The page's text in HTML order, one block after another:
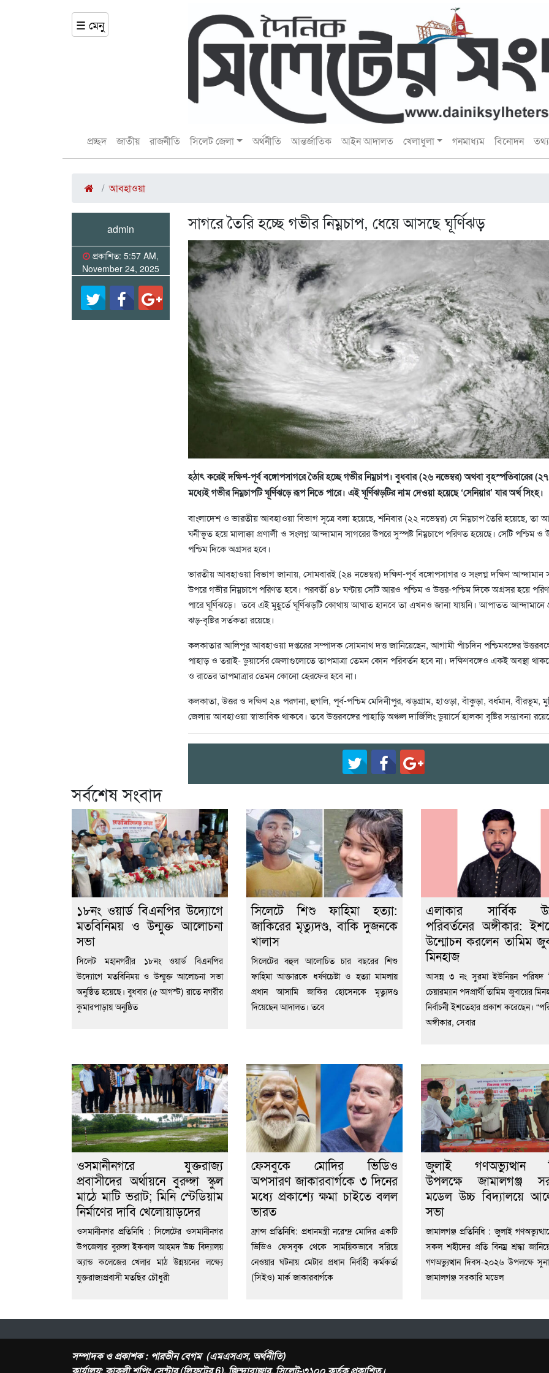
☰ মেনু
প্রচ্ছদ জাতীয় রাজনীতি সিলেট জেলা অর্থনীতি আন্তর্জাতিক আইন আদালত খেলাধুলা গনমাধ্যম বিনোদন তথ্য
আবহাওয়া
admin
প্রকাশিত: 5:57 AM,
November 24, 2025
সাগরে তৈরি হচ্ছে গভীর নিম্নচাপ, ধেয়ে আসছে ঘূর্ণিঝড়
হঠাৎ করেই দক্ষিণ-পূর্ব বঙ্গোপসাগরে তৈরি হচ্ছে গভীর নিম্নচাপ। বুধবার (২৬ নভেম্বর) অথবা বৃহস্পতিবারের
মধ্যেই গভীর নিম্নচাপটি ঘূর্ণিঝড়ে রূপ নিতে পারে। এই ঘূর্ণিঝড়টির নাম দেওয়া হয়েছে ‘সেনিয়ার’ যার অর্থ সিংহ।
বাংলাদেশ ও ভারতীয় আবহাওয়া বিভাগ সূত্রে বলা হয়েছে, শনিবার (২২ নভেম্বর) যে নিম্নচাপ তৈরি হয়েছে, তা
ঘনীভূত হয়ে মালাক্কা প্রণালী ও সংলগ্ন আন্দামান সাগরের উপরে সুস্পষ্ট নিম্নচাপে পরিণত হয়েছে। সেটি পশ্চিম ও
পশ্চিম দিকে অগ্রসর হবে।
ভারতীয় আবহাওয়া বিভাগ জানায়, সোমবারই (২৪ নভেম্বর) দক্ষিণ-পূর্ব বঙ্গোপসাগর ও সংলগ্ন দক্ষিণ আন্দামান
উপরে গভীর নিম্নচাপে পরিণত হবে। পরবর্তী ৪৮ ঘণ্টায় সেটি আরও পশ্চিম ও উত্তর-পশ্চিম দিকে অগ্রসর হয়ে
পারে ঘূর্ণিঝড়ে। তবে এই মুহূর্তে ঘূর্ণিঝড়টি কোথায় আঘাত হানবে তা এখনও জানা যায়নি। আপাতত আন্দামানে
ঝড়-বৃষ্টির সর্তকতা রয়েছে।
কলকাতার আলিপুর আবহাওয়া দপ্তরের সম্পাদক সোমনাথ দত্ত জানিয়েছেন, আগামী পাঁচদিন পশ্চিমবঙ্গের
পাহাড় ও তরাই- ডুয়ার্সের জেলাগুলোতে তাপমাত্রা তেমন কোন পরিবর্তন হবে না। দক্ষিণবঙ্গেও একই অবস্থা
ও রাতের তাপমাত্রার তেমন কোনো হেরফের হবে না।
কলকাতা, উত্তর ও দক্ষিণ ২৪ পরগনা, হুগলি, পূর্ব-পশ্চিম মেদিনীপুর, ঝড়গ্ৰাম, হাওড়া, বাঁকুড়া, বর্ধমান, বীরভূম,
জেলায় আবহাওয়া স্বাভাবিক থাকবে। তবে উত্তরবঙ্গের পাহাড়ি অঞ্চল দার্জিলিং ডুয়ার্সে হালকা বৃষ্টির সম্ভাবনা
সর্বশেষ সংবাদ
১৮নং ওয়ার্ড বিএনপির উদ্যোগে
মতবিনিময় ও উন্মুক্ত আলোচনা
সভা
সিলেট মহানগরীর ১৮নং ওয়ার্ড বিএনপির
উদ্যোগে মতবিনিময় ও উন্মুক্ত আলোচনা সভা
অনুষ্ঠিত হয়েছে। বুধবার (৫ আগস্ট) রাতে নগরীর
কুমারপাড়ায় অনুষ্ঠিত
সিলেটে শিশু ফাহিমা হত্যা:
জাকিরের মৃত্যুদণ্ড, বাকি দুজনকে
খালাস
সিলেটের বহুল আলোচিত চার বছরের শিশু
ফাহিমা আক্তারকে ধর্ষণচেষ্টা ও হত্যা মামলায়
প্রধান আসামি জাকির হোসেনকে মৃত্যুদণ্ড
দিয়েছেন আদালত। তবে
এলাকার সার্বিক
পরিবর্তনের অঙ্গীকার:
উন্মোচন করলেন তামিম
মিনহাজ
আসন্ন ৩ নং সুরমা ইউনিয়ন পরিষদ
চেয়ারম্যান পদপ্রার্থী তামিম জুবায়ের
নির্বাচনী ইশতেহার প্রকাশ করেছেন।
অঙ্গীকার, সেবার
ওসমানীনগরে যুক্তরাজ্য
প্রবাসীদের অর্থায়নে বুরুঙ্গা স্কুল
মাঠে মাটি ভরাট; মিনি স্টেডিয়াম
নির্মাণের দাবি খেলোয়াড়দের
ওসমানীনগর প্রতিনিধি : সিলেটের ওসমানীনগর
উপজেলার বুরুঙ্গা ইকবাল আহমদ উচ্চ বিদ্যালয়
অ্যান্ড কলেজের খেলার মাঠ উন্নয়নের লক্ষ্যে
যুক্তরাজ্যপ্রবাসী মতছির চৌধুরী
ফেসবুকে মোদির ভিডিও
অপসারণ জাকারবার্গকে ৩ দিনের
মধ্যে প্রকাশ্যে ক্ষমা চাইতে বলল
ভারত
ফ্রান্স প্রতিনিধি: প্রধানমন্ত্রী নরেন্দ্র মোদির একটি
ভিডিও ফেসবুক থেকে সাময়িকভাবে সরিয়ে
নেওয়ার ঘটনায় মেটার প্রধান নির্বাহী কর্মকর্তা
(সিইও) মার্ক জাকারবার্গকে
জুলাই গণঅভ্যুত্থান
উপলক্ষে জামালগঞ্জ
মডেল উচ্চ বিদ্যালয়ে
সভা
জামালগঞ্জ প্রতিনিধি : জুলাই
সকল শহীদের প্রতি বিনম্র শ্রদ্ধা
গণঅভ্যুত্থান দিবস-২০২৬ উপলক্ষে
জামালগঞ্জ সরকারি মডেল
সম্পাদক ও প্রকাশক : পারভীন বেগম (এমএসএস, অর্থনীতি)